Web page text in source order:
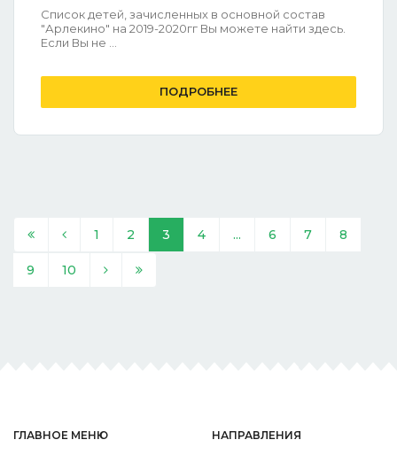
Список детей, зачисленных в основной состав
"Арлекино" на 2019-2020гг Вы можете найти здесь.
Если Вы не ...
ПОДРОБНЕЕ
1 2 3 4 ... 6 7 8
9 10
ГЛАВНОЕ МЕНЮ НАПРАВЛЕНИЯ